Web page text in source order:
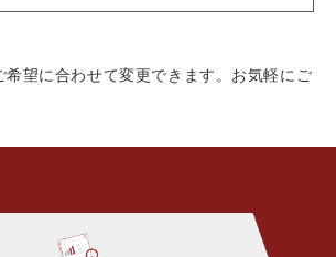
望に合わせて変更できます。お気軽にご